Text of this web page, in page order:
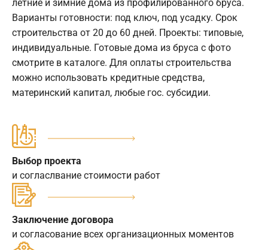
летние и зимние дома из профилированного бруса.
Варианты готовности: под ключ, под усадку. Срок
строительства от 20 до 60 дней. Проекты: типовые,
индивидуальные. Готовые дома из бруса с фото
смотрите в каталоге. Для оплаты строительства
можно использовать кредитные средства,
материнский капитал, любые гос. субсидии.
Выбор проекта
и согласлвание стоимости работ
Заключение договора
и согласование всех организационных моментов